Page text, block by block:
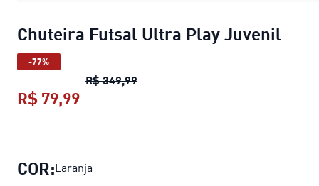
Chuteira Futsal Ultra Play Juvenil
-77%
R$ 349,99Chuteira Futsal Ultra Play Juvenil
R$ 79,99
COR:Laranja